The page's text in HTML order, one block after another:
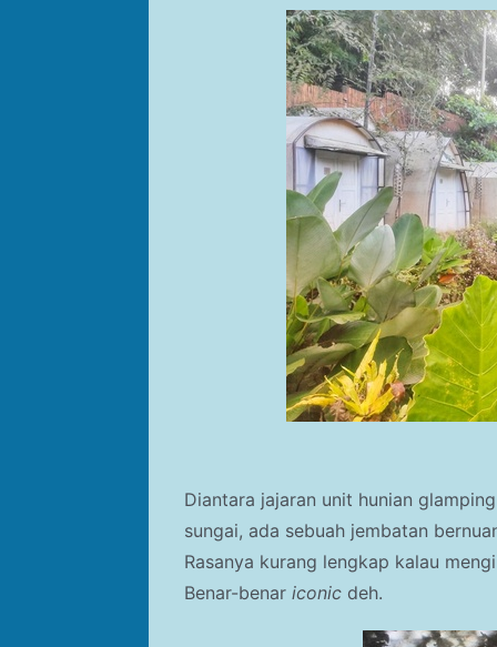
Diantara jajaran unit hunian
sungai, ada sebuah jembatan
Rasanya kurang lengkap kalau
Benar-benar iconic deh.